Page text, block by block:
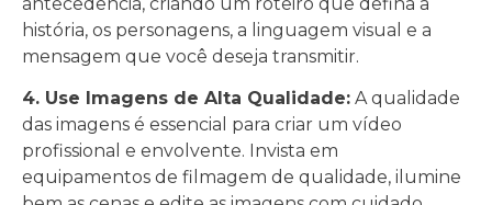
história, os personagens, a linguagem visual e a
mensagem que você deseja transmitir.
4. Use Imagens de Alta Qualidade: A qualidade
das imagens é essencial para criar um vídeo
profissional e envolvente. Invista em
equipamentos de filmagem de qualidade, ilumine